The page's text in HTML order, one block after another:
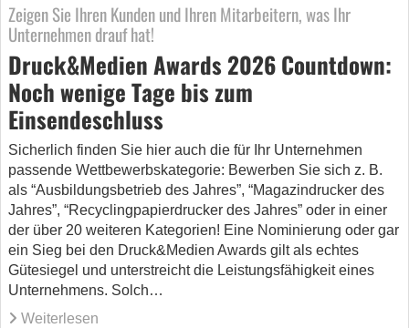
Zeigen Sie Ihren Kunden und Ihren Mitarbeitern, was Ihr
Unternehmen drauf hat!
Druck&Medien Awards 2026 Countdown:
Noch wenige Tage bis zum
Einsendeschluss
Sicherlich finden Sie hier auch die für Ihr Unternehmen
passende Wettbewerbskategorie: Bewerben Sie sich z. B.
als “Ausbildungsbetrieb des Jahres”, “Magazindrucker des
Jahres”, “Recyclingpapierdrucker des Jahres” oder in einer
der über 20 weiteren Kategorien! Eine Nominierung oder gar
ein Sieg bei den Druck&Medien Awards gilt als echtes
Gütesiegel und unterstreicht die Leistungsfähigkeit eines
Unternehmens. Solch…
Weiterlesen